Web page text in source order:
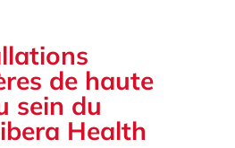
de haute
sein du
Health